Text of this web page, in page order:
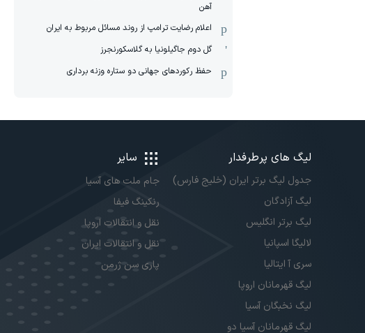
آهن
اعلام رضایت ترامپ از روند مسائل مربوط به ایران
گل دوم جاگیلونیا به گلاسکورنجرز
حفظ رکوردهای جهانی دو ستاره وزنه برداری
لیگ های پرطرفدار
جدول لیگ برتر ایران (خلیج فارس)
لیگ آزادگان
لیگ برتر انگلیس
لالیگا اسپانیا
سری آ ایتالیا
لیگ قهرمانان اروپا
لیگ نخبگان آسیا
لیگ قهرمانان آسیا دو
سایر
جام ملت های آسیا
رنکینگ فیفا
نقل و انتقالات اروپا
نقل و انتقالات ایران
پاری سن ژرمن